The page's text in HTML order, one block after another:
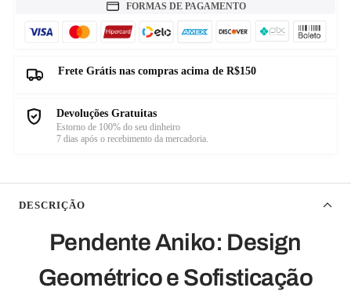
FORMAS DE PAGAMENTO
Frete Grátis nas compras acima de R$150
Devoluções Gratuitas
Estorno de 100% do seu dinheiro
7 dias após o recebimento da mercadoria.
DESCRIÇÃO
Pendente Aniko: Design
Geométrico e Sofisticação